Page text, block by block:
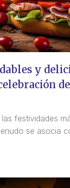
y
festividades
se asocia